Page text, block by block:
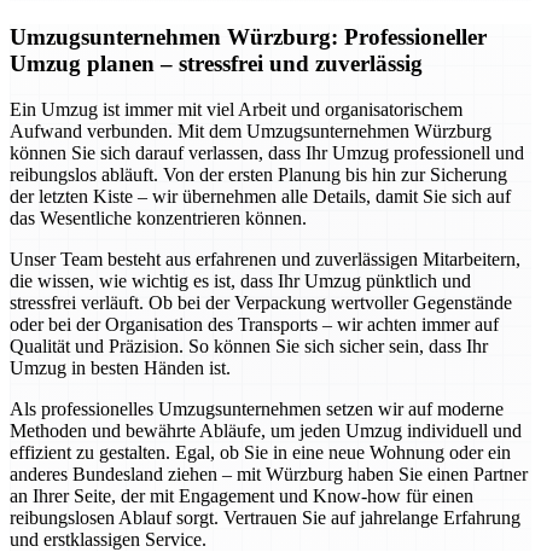
Umzugsunternehmen Würzburg: Professioneller
Umzug planen – stressfrei und zuverlässig
Ein Umzug ist immer mit viel Arbeit und organisatorischem
Aufwand verbunden. Mit dem Umzugsunternehmen Würzburg
können Sie sich darauf verlassen, dass Ihr Umzug professionell und
reibungslos abläuft. Von der ersten Planung bis hin zur Sicherung
der letzten Kiste – wir übernehmen alle Details, damit Sie sich auf
das Wesentliche konzentrieren können.
Unser Team besteht aus erfahrenen und zuverlässigen Mitarbeitern,
die wissen, wie wichtig es ist, dass Ihr Umzug pünktlich und
stressfrei verläuft. Ob bei der Verpackung wertvoller Gegenstände
oder bei der Organisation des Transports – wir achten immer auf
Qualität und Präzision. So können Sie sich sicher sein, dass Ihr
Umzug in besten Händen ist.
Als professionelles Umzugsunternehmen setzen wir auf moderne
Methoden und bewährte Abläufe, um jeden Umzug individuell und
effizient zu gestalten. Egal, ob Sie in eine neue Wohnung oder ein
anderes Bundesland ziehen – mit Würzburg haben Sie einen Partner
an Ihrer Seite, der mit Engagement und Know-how für einen
reibungslosen Ablauf sorgt. Vertrauen Sie auf jahrelange Erfahrung
und erstklassigen Service.